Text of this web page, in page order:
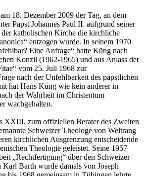
18. Dezember 2009 der Tag, an dem
Papst Johannes Paul II. aufgrund seiner
katholischen Kirche die kirchliche
entzogen wurde. In seinem 1970
Eine Anfrage“ hatte Küng nach
Konzil (1962-1965) und aus Anlass der
vom 25. Juli 1968 zur
nach der Unfehlbarkeit des päpstlichen
hat Hans Küng wie kein anderer in
der Wahrheit im Christentum
wachgehalten.
XXIII. zum offiziellen Berater des Zweiten
Schweizer Theologe von Weltrang
kirchlichen Ausgrenzung entscheidende
Theologie geleistet. Seine 1957
„Rechtfertigung“ über den Schweizer
Barth wurde damals von Joseph